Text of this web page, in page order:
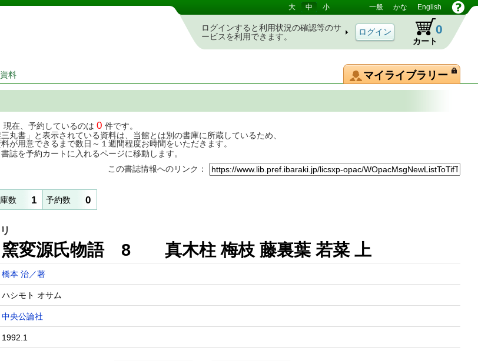
図書館 蔵書検索・予約システム 大 中 小 一般 かな English
ログインすると利用状況の確認等のサ
ービスを利用できます。
カート
0
料 マイライブラリー
現在、予約しているのは 0 件です。
丸書」と表示されている資料は、当館とは別の書庫に所蔵しているため、
が用意できるまで数日～１週間程度お時間をいただきます。
書誌を予約カートに入れるページに移動します。
この書誌情報へのリンク：
数 1 予約数 0
窯変源氏物語 8 真木柱 梅枝 藤裏葉 若菜 上
橋本 治／著
ハシモト オサム
中央公論社
1992.1